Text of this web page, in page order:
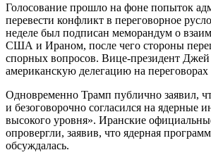
Голосование прошло на фоне попыток
перевести конфликт в переговорное
неделе был подписан меморандум о
США и Ираном, после чего стороны
спорных вопросов. Вице-президент
американскую делегацию на
Одновременно Трамп публично заявил,
и безоговорочно согласился на ядерные
высокого уровня». Иранские
опровергли, заявив, что ядерная
обсуждалась.